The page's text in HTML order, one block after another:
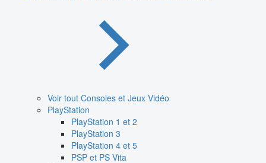
Voir tout Consoles et Jeux Vidéo
PlayStation
PlayStation 1 et 2
PlayStation 3
PlayStation 4 et 5
PSP et PS Vita